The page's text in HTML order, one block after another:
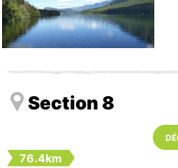
Section 8
76.4km